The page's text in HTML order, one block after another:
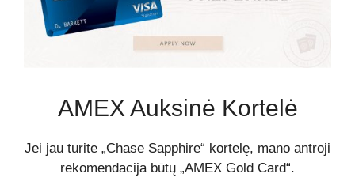
AMEX Auksinė Kortelė
Jei jau turite „Chase Sapphire“ kortelę, mano antroji
rekomendacija būtų „AMEX Gold Card“.